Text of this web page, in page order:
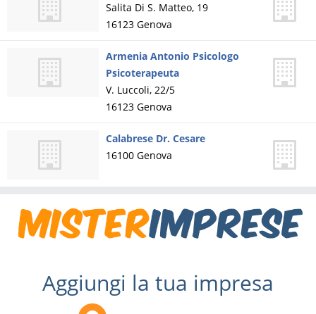
Salita Di S. Matteo, 19
16123 Genova
Armenia Antonio Psicologo
Psicoterapeuta
V. Luccoli, 22/5
16123 Genova
Calabrese Dr. Cesare
16100 Genova
Aggiungi la tua impresa